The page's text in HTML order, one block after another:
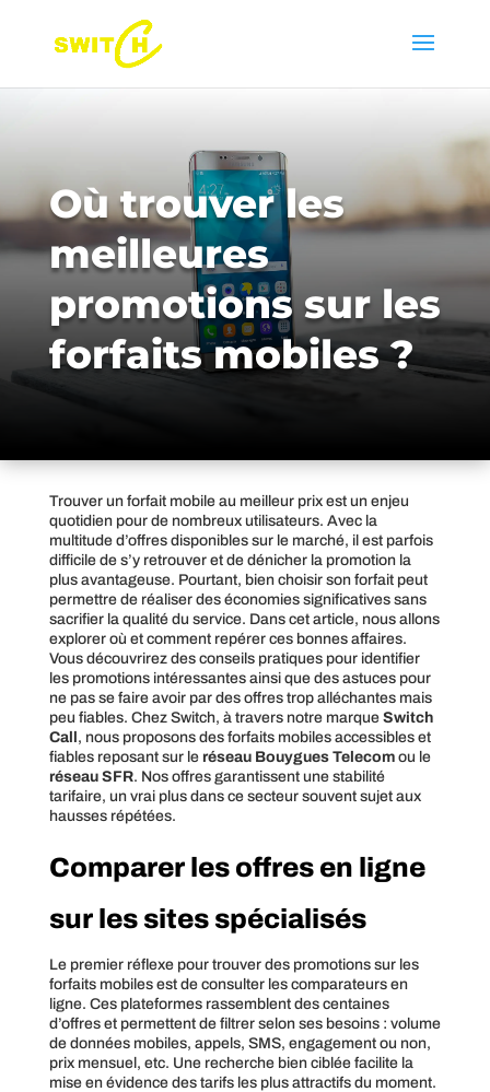
Où trouver les
meilleures
promotions sur les
forfaits mobiles ?
Trouver un forfait mobile au meilleur prix est un enjeu
quotidien pour de nombreux utilisateurs. Avec la
multitude d’offres disponibles sur le marché, il est parfois
difficile de s’y retrouver et de dénicher la promotion la
plus avantageuse. Pourtant, bien choisir son forfait peut
permettre de réaliser des économies significatives sans
sacrifier la qualité du service. Dans cet article, nous allons
explorer où et comment repérer ces bonnes affaires.
Vous découvrirez des conseils pratiques pour identifier
les promotions intéressantes ainsi que des astuces pour
ne pas se faire avoir par des offres trop alléchantes mais
peu fiables. Chez Switch, à travers notre marque Switch
Call, nous proposons des forfaits mobiles accessibles et
fiables reposant sur le réseau Bouygues Telecomou le
réseau SFR. Nos offres garantissent une stabilité
tarifaire, un vrai plus dans ce secteur souvent sujet aux
hausses répétées.
Comparer les offres en ligne
sur les sites spécialisés
Le premier réflexe pour trouver des promotions sur les
forfaits mobiles est de consulter les comparateurs en
ligne. Ces plateformes rassemblent des centaines
d’offres et permettent de filtrer selon ses besoins : volume
de données mobiles, appels, SMS, engagement ou non,
prix mensuel, etc. Une recherche bien ciblée facilite la
mise en évidence des tarifs les plus attractifs du moment.